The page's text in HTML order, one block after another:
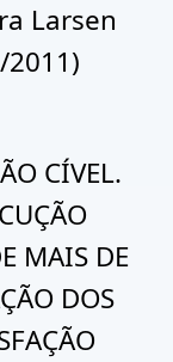
Larsen
CÍVEL.
MAIS DE
DOS